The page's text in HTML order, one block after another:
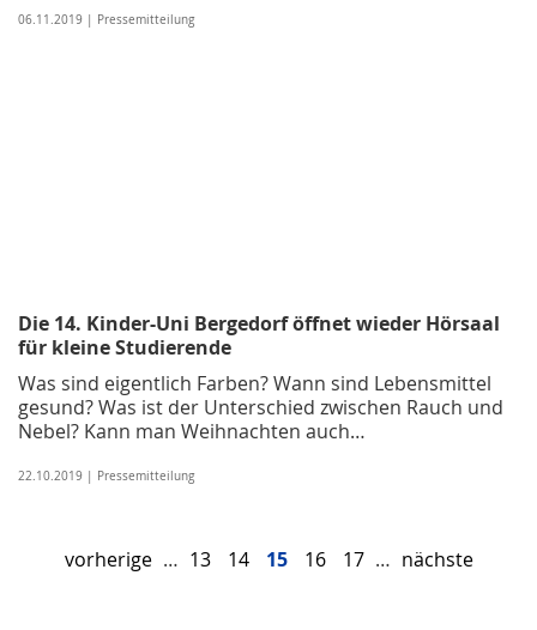
06.11.2019 | Pressemitteilung
Die 14. Kinder-Uni Bergedorf öffnet wieder Hörsaal
für kleine Studierende
Was sind eigentlich Farben? Wann sind Lebensmittel
gesund? Was ist der Unterschied zwischen Rauch und
Nebel? Kann man Weihnachten auch…
22.10.2019 | Pressemitteilung
vorherige … 13 14 15 16 17 … nächste